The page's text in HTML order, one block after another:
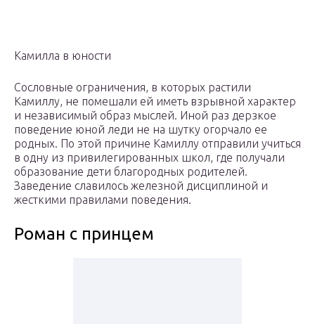
Камилла в юности
Сословные ограничения, в которых растили
Камиллу, не помешали ей иметь взрывной характер
и независимый образ мыслей. Иной раз дерзкое
поведение юной леди не на шутку огорчало ее
родных. По этой причине Камиллу отправили учиться
в одну из привилегированных школ, где получали
образование дети благородных родителей.
Заведение славилось железной дисциплиной и
жесткими правилами поведения.
Роман с принцем